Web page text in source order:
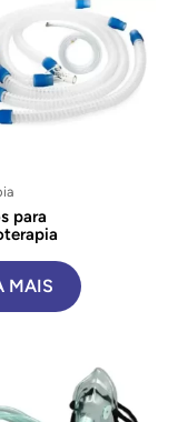
para
MAIS